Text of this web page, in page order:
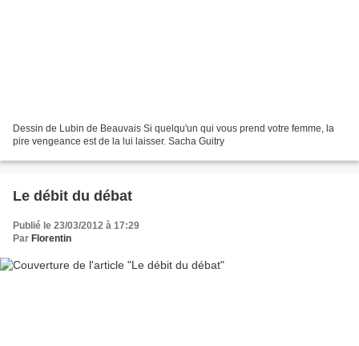
Dessin de Lubin de Beauvais Si quelqu'un qui vous prend votre femme, la
pire vengeance est de la lui laisser. Sacha Guitry
Le débit du débat
Publié le 23/03/2012 à 17:29
Par Florentin